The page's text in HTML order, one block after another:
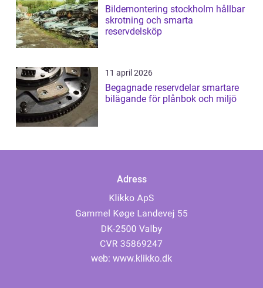
Bildemontering stockholm hållbar
skrotning och smarta
reservdelsköp
11 april 2026
Begagnade reservdelar smartare
bilägande för plånbok och miljö
Adress
web: www.klikko.dk